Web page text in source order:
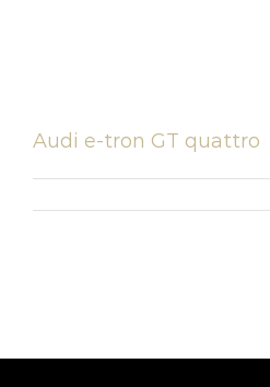
Audi e-tron GT quattro